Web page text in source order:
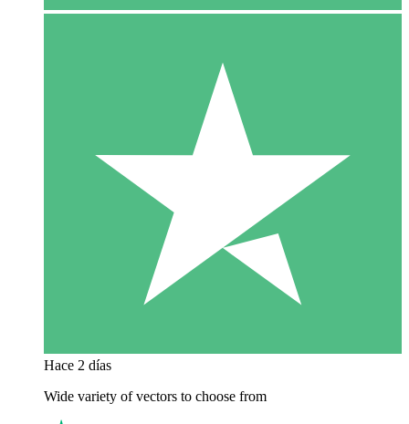
Hace 2 días
Wide variety of vectors to choose from